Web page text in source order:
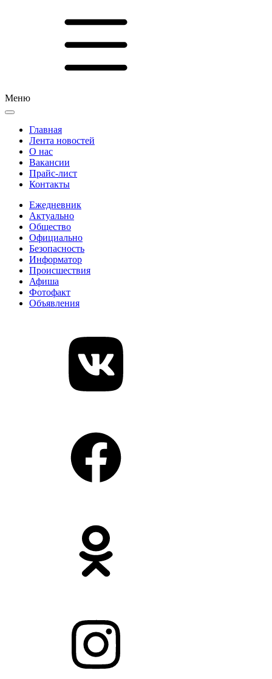
Меню
Главная
Лента новостей
О нас
Вакансии
Прайс-лист
Контакты
Ежедневник
Актуально
Общество
Официально
Безопасность
Информатор
Происшествия
Афиша
Фотофакт
Объявления